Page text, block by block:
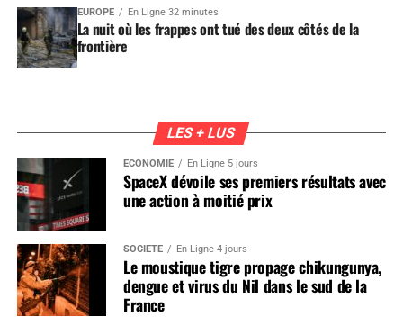
EUROPE En Ligne 32 minutes
La nuit où les frappes ont tué des deux côtés de la
frontière
LES + LUS
ÉCONOMIE En Ligne 5 jours
SpaceX dévoile ses premiers résultats avec
une action à moitié prix
SOCIÉTÉ En Ligne 4 jours
Le moustique tigre propage chikungunya,
dengue et virus du Nil dans le sud de la
France